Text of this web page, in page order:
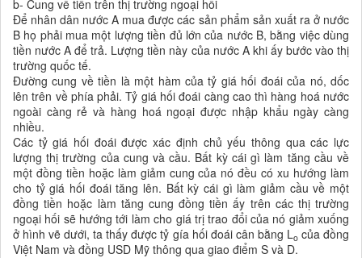
b- Cung về tiền trên thị trường ngoại hối
Để nhân dân nước A mua được các sản phẩm sản xuất ra ở nước
B họ phải mua một lượng tiền đủ lớn của nước B, bằng việc dùng
tiền nước A để trả. Lượng tiền này của nước A khi ấy bước vào thị
trường quốc tế.
Đường cung về tiền là một hàm của tỷ giá hối đoái của nó, dốc
lên trên về phía phải. Tỷ giá hối đoái càng cao thì hàng hoá nước
ngoài càng rẻ và hàng hoá ngoại được nhập khẩu ngày càng
nhiều.
Các tỷ giá hối đoái được xác định chủ yếu thông qua các lực
lượng thị trường của cung và cầu. Bất kỳ cái gì làm tăng cầu về
một đồng tiền hoặc làm giảm cung của nó đều có xu hướng làm
cho tỷ giá hối đoái tăng lên. Bất kỳ cái gì làm giảm cầu về một
đồng tiền hoặc làm tăng cung đồng tiền ấy trên các thị trường
ngoại hối sẽ hướng tới làm cho giá trị trao đổi của nó giảm xuống
ở hình vẽ dưới, ta thấy được tỷ gía hối đoái cân bằng Locủa đồng
Việt Nam và đồng USD Mỹ thông qua giao điểm S và D.